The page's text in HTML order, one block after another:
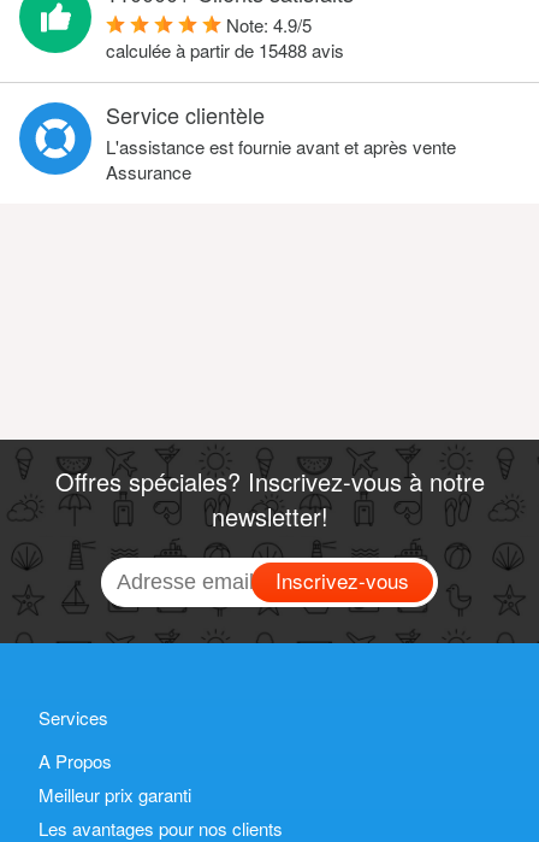
Note: 4.9/5
calculée à partir de 15488avis
Service clientèle
L'assistance est fournie avant et après vente
Assurance
Offres spéciales? Inscrivez-vous à notre
newsletter!
Inscrivez-vous
Services
A Propos
Meilleur prix garanti
Les avantages pour nos clients